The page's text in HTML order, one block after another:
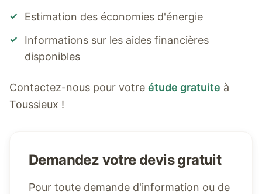
✓ Estimation des économies d'énergie
✓
Informations sur les aides financières
disponibles
Contactez-nous pour votre étude gratuite à
Toussieux !
Demandez votre devis gratuit
Pour toute demande d'information ou de